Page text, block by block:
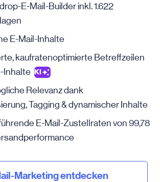
E-Mail-Builder inkl. 1.622
E-Mail-Inhalte
kaufratenoptimierte Betreffzeilen
Inhalte KI
Relevanz dank
Tagging & dynamischer Inhalte
E-Mail-Zustellraten von 99,78
Marketing entdecken